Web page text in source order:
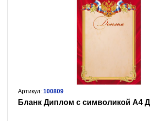
Артикул: 100809
Бланк Диплом с символикой А4